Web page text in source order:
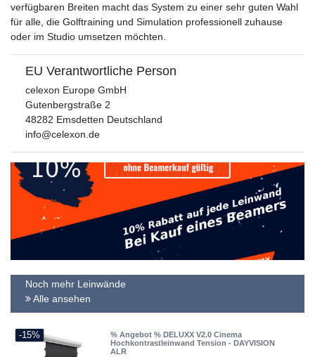
verfügbaren Breiten macht das System zu einer sehr guten Wahl
für alle, die Golftraining und Simulation professionell zuhause
oder im Studio umsetzen möchten.
EU Verantwortliche Person
celexon Europe GmbH
Gutenbergstraße 2
48282 Emsdetten Deutschland
info@celexon.de
Noch mehr Leinwände
Alle ansehen
-15%
% Angebot % DELUXX V2.0 Cinema
Hochkontrastleinwand Tension - DAYVISION
ALR